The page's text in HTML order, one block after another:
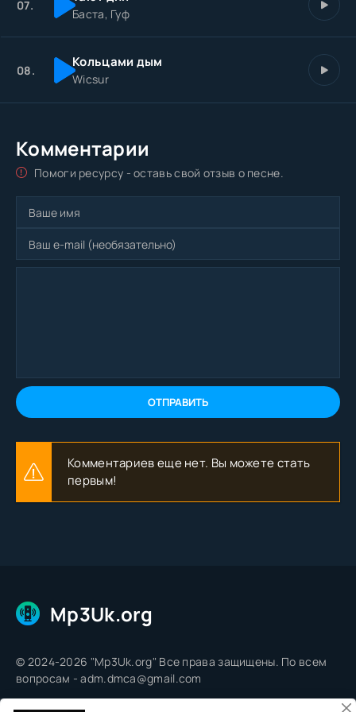
07.
Баста, Гуф
08. Кольцами дым
Wicsur
Комментарии
Помоги ресурсу - оставь свой отзыв о песне.
ОТПРАВИТЬ
Комментариев еще нет. Вы можете стать
первым!
Mp3Uk.org
© 2024-2026 "Mp3Uk.org" Все права защищены. По всем
вопросам - adm.dmca@gmail.com